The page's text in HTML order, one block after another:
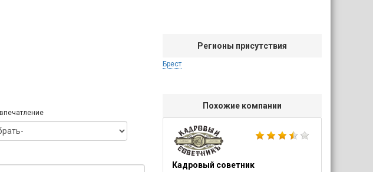
Регионы присутствия
Брест
Похожие компании
Кадровый советник